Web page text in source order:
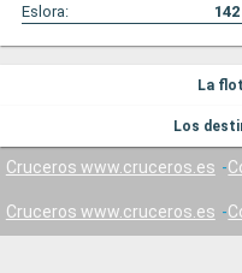
Eslora:
142
La
Los
Cruceros www.cruceros.es
Cruceros www.cruceros.es